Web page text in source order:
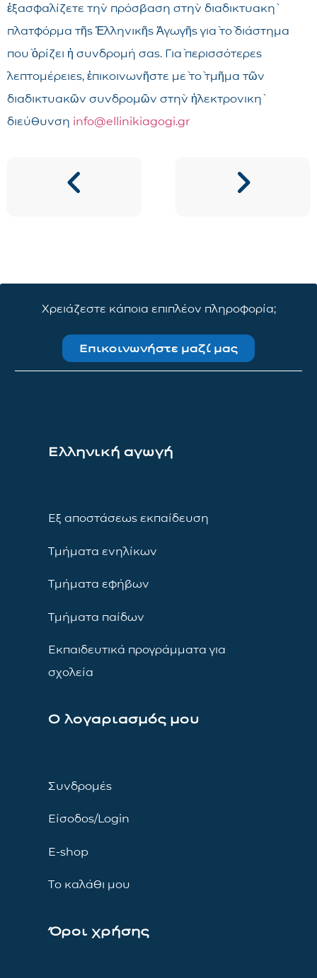
ἐξασφαλίζετε τὴν πρόσβαση στὴν διαδικτυακὴ
πλατφόρμα τῆς Ἑλληνικῆς Ἀγωγῆς γιὰ τὸ διάστημα
ποὺ ὁρίζει ἡ συνδρομή σας. Γιὰ περισσότερες
λεπτομέρειες, ἐπικοινωνῆστε μὲ τὸ τμῆμα τῶν
διαδικτυακῶν συνδρομῶν στὴν ἠλεκτρονικὴ
διεύθυνση info@ellinikiagogi.gr
Χρειάζεστε κάποια επιπλέον πληροφορία;
Επικοινωνήστε μαζί μας
Ελληνική αγωγή
Εξ αποστάσεως εκπαίδευση
Τμήματα ενηλίκων
Τμήματα εφήβων
Τμήματα παίδων
Εκπαιδευτικά προγράμματα για
σχολεία
Ο λογαριασμός μου
Συνδρομές
Είσοδος/Login
E-shop
Το καλάθι μου
Όροι χρήσης